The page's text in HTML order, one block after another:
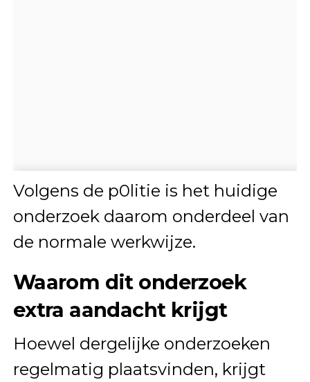
Volgens de p0litie is het huidige
onderzoek daarom onderdeel van
de normale werkwijze.
Waarom dit onderzoek
extra aandacht krijgt
Hoewel dergelijke onderzoeken
regelmatig plaatsvinden, krijgt